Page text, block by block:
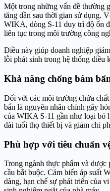
Một trong những vấn đề thường
tăng dần sau thời gian sử dụng.
WIKA, dòng S-11 duy trì độ ổn
liên tục trong môi trường công
Điều này giúp doanh nghiệp
lỗi phát sinh trong hệ thống điều
Khả năng chống bám
Đối với các môi trường chứa
bẩn là nguyên nhân chính gây
của WIKA S-11 gần như loại bỏ
dài tuổi thọ thiết bị và giảm chi
Phù hợp với tiêu chuẩn
Trong ngành thực phẩm và dược
cầu bắt buộc. Cảm biến áp suất
dàng, hạn chế sự phát triển của